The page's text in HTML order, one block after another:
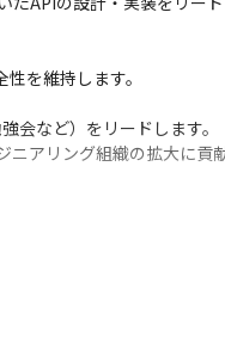
を維持します。
会など）をリードします。
ニアリング組織の拡大に貢